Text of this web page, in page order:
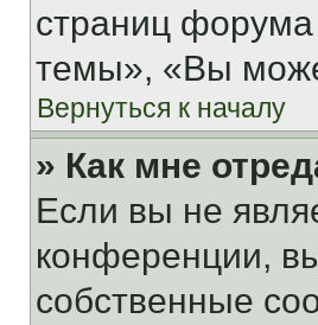
страниц
темы», «Вы
Вернуться к началу
» Как мне
Если вы не
конференции,
собственные